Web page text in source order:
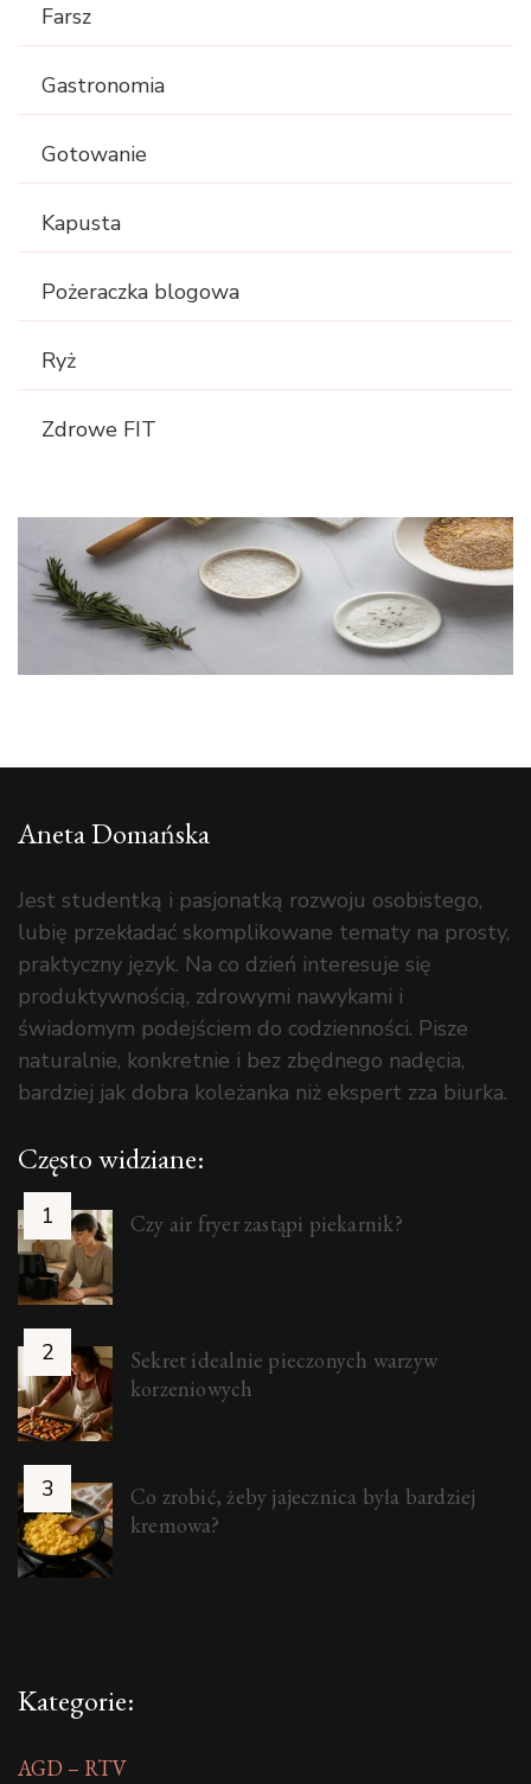
Farsz
Gastronomia
Gotowanie
Kapusta
Pożeraczka blogowa
Ryż
Zdrowe FIT
Aneta Domańska
Jest studentką i pasjonatką rozwoju osobistego,
lubię przekładać skomplikowane tematy na prosty,
praktyczny język. Na co dzień interesuje się
produktywnością, zdrowymi nawykami i
świadomym podejściem do codzienności. Pisze
naturalnie, konkretnie i bez zbędnego nadęcia,
bardziej jak dobra koleżanka niż ekspert zza biurka.
Często widziane:
Czy air fryer zastąpi piekarnik?
Sekret idealnie pieczonych warzyw
korzeniowych
Co zrobić, żeby jajecznica była bardziej
kremowa?
Kategorie:
AGD – RTV